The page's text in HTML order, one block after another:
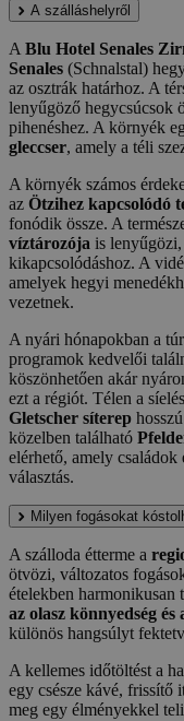
A szálláshelyről
A Blu Hotel Senales
Senales (Schnalstal)
az osztrák határhoz. A
lenyűgöző hegycsúcsok
pihenéshez. A környék
gleccser, amely a téli
A környék számos
az Ötzihez kapcsolódó
fonódik össze. A
víztározója is
kikapcsolódáshoz. A
amelyek hegyi
vezetnek.
A nyári hónapokban a
programok kedvelői
köszönhetően akár
ezt a régiót. Télen a
Gletscher síterep
közelben található
elérhető, amely családok
választás.
Milyen fogásokat
A szálloda étterme a
ötvözi, változatos
ételekben harmonikusan
az olasz könnyedség
különös hangsúlyt
A kellemes időtöltést a
egy csésze kávé, frissítő
meg egy élményekkel